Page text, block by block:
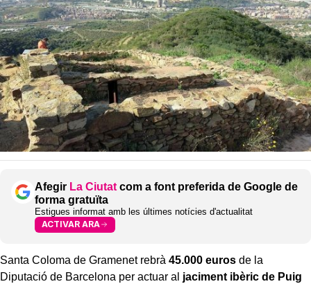
Afegir La Ciutat com a font preferida de Google de
forma gratuïta
Estigues informat amb les últimes notícies d'actualitat
ACTIVAR ARA
Santa Coloma de Gramenet rebrà 45.000 euros de la
Diputació de Barcelona per actuar al jaciment ibèric de Puig